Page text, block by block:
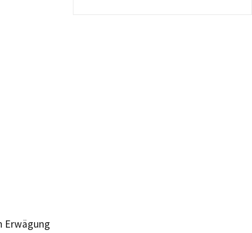
Erwägung